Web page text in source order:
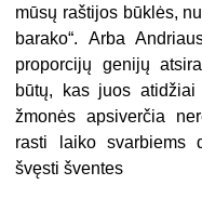
mūsų raštijos būklės,
barako“. Arba
proporcijų genijų
būtų, kas juos
žmonės apsiverčia
rasti laiko svarbiems
švęsti šventes